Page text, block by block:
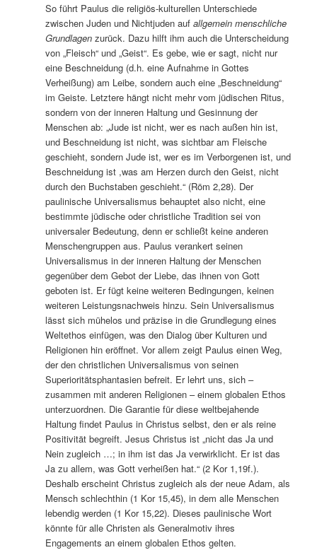
So führt Paulus die religiös-kulturellen Unterschiede
zwischen Juden und Nichtjuden aufallgemein menschliche
Grundlagen zurück. Dazu hilft ihm auch die Unterscheidung
von „Fleisch“ und „Geist“. Es gebe, wie er sagt, nicht nur
eine Beschneidung (d.h. eine Aufnahme in Gottes
Verheißung) am Leibe, sondern auch eine „Beschneidung“
im Geiste. Letztere hängt nicht mehr vom jüdischen Ritus,
sondern von der inneren Haltung und Gesinnung der
Menschen ab: „Jude ist nicht, wer es nach außen hin ist,
und Beschneidung ist nicht, was sichtbar am Fleische
geschieht, sondern Jude ist, wer es im Verborgenen ist, und
Beschneidung ist ,was am Herzen durch den Geist, nicht
durch den Buchstaben geschieht.“ (Röm 2,28). Der
paulinische Universalismus behauptet also nicht, eine
bestimmte jüdische oder christliche Tradition sei von
universaler Bedeutung, denn er schließt keine anderen
Menschengruppen aus. Paulus verankert seinen
Universalismus in der inneren Haltung der Menschen
gegenüber dem Gebot der Liebe, das ihnen von Gott
geboten ist. Er fügt keine weiteren Bedingungen, keinen
weiteren Leistungsnachweis hinzu. Sein Universalismus
lässt sich mühelos und präzise in die Grundlegung eines
Weltethos einfügen, was den Dialog über Kulturen und
Religionen hin eröffnet. Vor allem zeigt Paulus einen Weg,
der den christlichen Universalismus von seinen
Superioritätsphantasien befreit. Er lehrt uns, sich –
zusammen mit anderen Religionen – einem globalen Ethos
unterzuordnen. Die Garantie für diese weltbejahende
Haltung findet Paulus in Christus selbst, den er als reine
Positivität begreift. Jesus Christus ist „nicht das Ja und
Nein zugleich …; in ihm ist das Ja verwirklicht. Er ist das
Ja zu allem, was Gott verheißen hat.“ (2 Kor 1,19f.).
Deshalb erscheint Christus zugleich als der neue Adam, als
Mensch schlechthin (1 Kor 15,45), in dem alle Menschen
lebendig werden (1 Kor 15,22). Dieses paulinische Wort
könnte für alle Christen als Generalmotiv ihres
Engagements an einem globalen Ethos gelten.